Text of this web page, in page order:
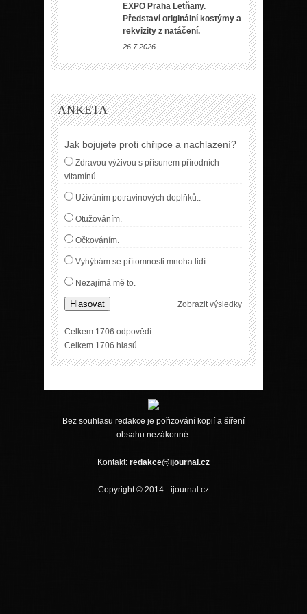
EXPO Praha Letňany.
Představí originální kostýmy a
rekvizity z natáčení.
26.7.2026
ANKETA
Jak bojujete proti chřipce a nachlazení?
Zdravou výživou s přísunem přírodních
vitamínů.
Užíváním potravinových doplňků..
Otužováním.
Očkováním.
Vyhýbám se přítomnosti mnoha lidí.
Nezajímá mě to.
Hlasovat Zobrazit výsledky
Celkem 1706 odpovědí
Celkem 1706 hlasů
Bez souhlasu redakce je pořizování kopií a šíření
obsahu nezákonné.
Kontakt: redakce@ijournal.cz
Copyright © 2014 - ijournal.cz